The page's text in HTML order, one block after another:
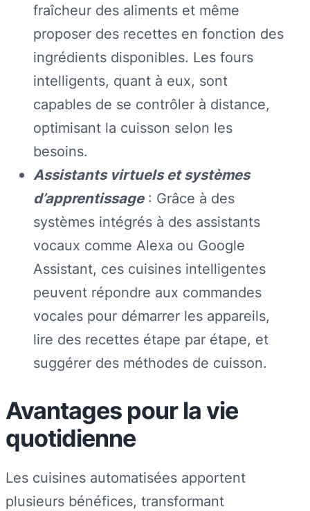
fraîcheur des aliments et même
proposer des recettes en fonction des
ingrédients disponibles. Les fours
intelligents, quant à eux, sont
capables de se contrôler à distance,
optimisant la cuisson selon les
besoins.
Assistants virtuels et systèmes
d’apprentissage: Grâce à des
systèmes intégrés à des assistants
vocaux comme Alexa ou Google
Assistant, ces cuisines intelligentes
peuvent répondre aux commandes
vocales pour démarrer les appareils,
lire des recettes étape par étape, et
suggérer des méthodes de cuisson.
Avantages pour la vie
quotidienne
Les cuisines automatisées apportent
plusieurs bénéfices, transformant